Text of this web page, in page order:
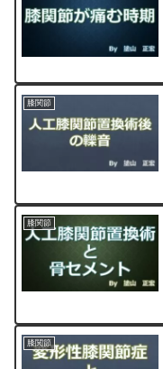
膝関節
膝関節
膝関節